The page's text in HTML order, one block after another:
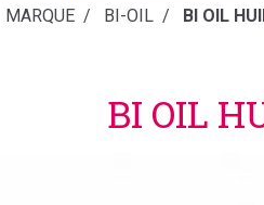
MARQUE BI-OIL BI OIL
BI OIL